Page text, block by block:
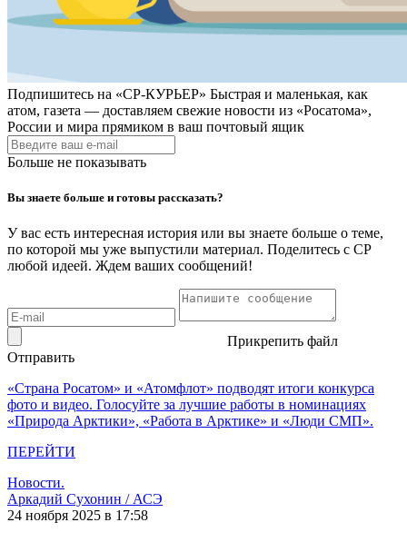
Подпишитесь на «СР-КУРЬЕР» Быстрая и маленькая, как
атом, газета — доставляем свежие новости из «Росатома»,
России и мира прямиком в ваш почтовый ящик
Больше не показывать
Вы знаете больше и готовы рассказать?
У вас есть интересная история или вы знаете больше о теме,
по которой мы уже выпустили материал. Поделитесь с СР
любой идеей. Ждем ваших сообщений!
Прикрепить файл
Отправить
«Страна Росатом» и «Атомфлот» подводят итоги конкурса
фото и видео. Голосуйте за лучшие работы в номинациях
«Природа Арктики», «Работа в Арктике» и «Люди СМП».
ПЕРЕЙТИ
Новости.
Аркадий Сухонин / АСЭ
24 ноября 2025 в 17:58